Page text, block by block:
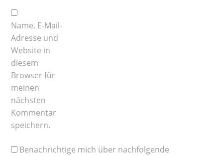
Name, E-Mail-
Adresse und
Website in
diesem
Browser für
meinen
nächsten
Kommentar
speichern.
Benachrichtige mich über nachfolgende